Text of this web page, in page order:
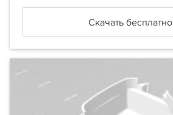
Скачать бесплатно